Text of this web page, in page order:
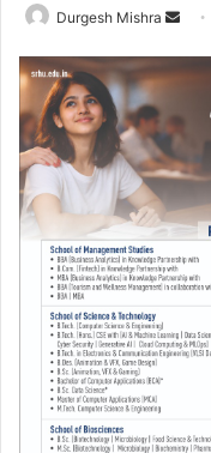
Durgesh Mishra
Send
email